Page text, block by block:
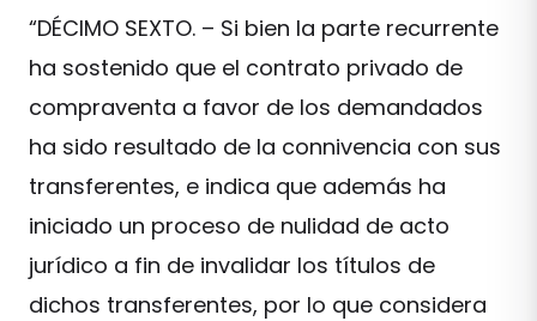
“DÉCIMO SEXTO. – Si bien la parte recurrente
ha sostenido que el contrato privado de
compraventa a favor de los demandados
ha sido resultado de la connivencia con sus
transferentes, e indica que además ha
iniciado un proceso de nulidad de acto
jurídico a fin de invalidar los títulos de
dichos transferentes, por lo que considera